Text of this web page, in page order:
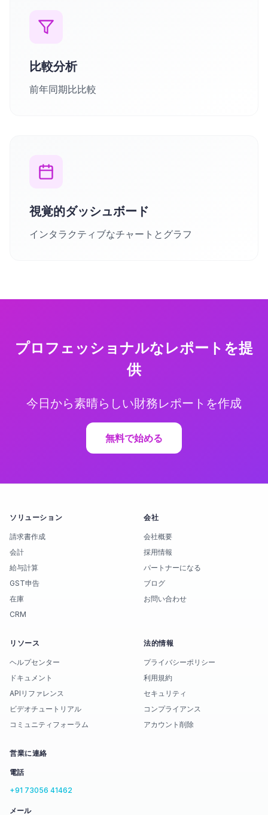
比較分析
前年同期比比較
視覚的ダッシュボード
インタラクティブなチャートとグラフ
プロフェッショナルなレポートを提
供
今日から素晴らしい財務レポートを作成
無料で始める
ソリューション
請求書作成
会計
給与計算
GST申告
在庫
CRM
会社
会社概要
採用情報
パートナーになる
ブログ
お問い合わせ
リソース
ヘルプセンター
ドキュメント
APIリファレンス
ビデオチュートリアル
コミュニティフォーラム
法的情報
プライバシーポリシー
利用規約
セキュリティ
コンプライアンス
アカウント削除
営業に連絡
電話
+91 73056 41462
メール